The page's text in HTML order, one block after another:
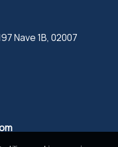
Nave 1B, 02007